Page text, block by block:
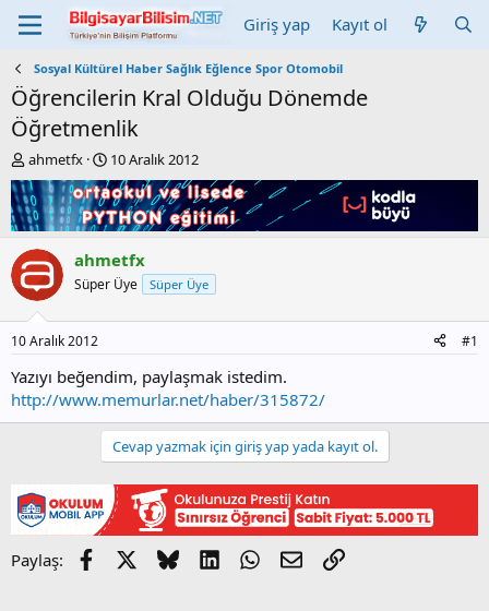
Giriş yap Kayıt ol
Sosyal Kültürel Haber Sağlık Eğlence Spor Otomobil
Öğrencilerin Kral Olduğu Dönemde
Öğretmenlik
K
o
n
b
u
y
u
b
a
ş
l
a
t
a
ahmetfx
B
a
ş
l
a
n
g
a
r
i
i
10 Aralık 2012
ahmetfx
Süper Üye Süper Üye
10 Aralık 2012 #1
Yazıyı beğendim, paylaşmak istedim.
http://www.memurlar.net/haber/315872/
Cevap yazmak için giriş yap yada kayıt ol.
Paylaş: Facebook BlueskyLinkedInWhatsApp
E-postaLink